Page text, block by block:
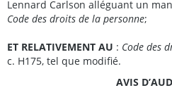
Lennard Carlson alléguant un
Code des droits de la personne;
ET RELATIVEMENT AU : Code des
c. H175, tel que modifié.
AVIS